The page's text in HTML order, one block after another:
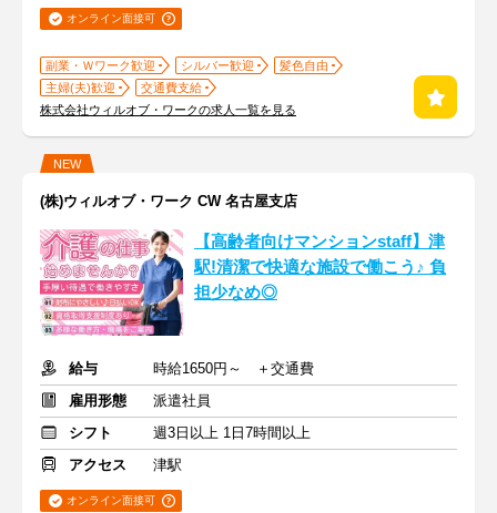
オンライン面接可
副業・Ｗワーク歓迎 シルバー歓迎
髪色自由
主婦(夫)歓迎
交通費支給
株式会社ウィルオブ・ワークの求人一覧を見る
NEW
(株)ウィルオブ・ワーク CW 名古屋支店
【高齢者向けマンションstaff】津
駅!清潔で快適な施設で働こう♪ 負
担少なめ◎
給与
時給1650円～ ＋交通費
雇用形態
派遣社員
シフト
週3日以上 1日7時間以上
アクセス
津駅
オンライン面接可